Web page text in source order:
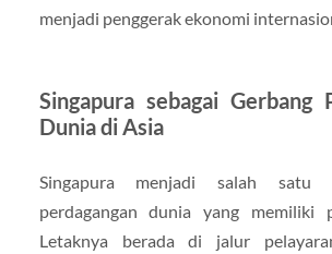
menjadi penggerak ekonomi
Singapura sebagai Gerbang
Dunia di Asia
Singapura menjadi salah satu
perdagangan dunia yang memiliki
Letaknya berada di jalur